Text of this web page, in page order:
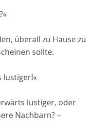
überall zu Hause zu
sollte.
lustiger!«
lustiger, oder
Nachbarn? –